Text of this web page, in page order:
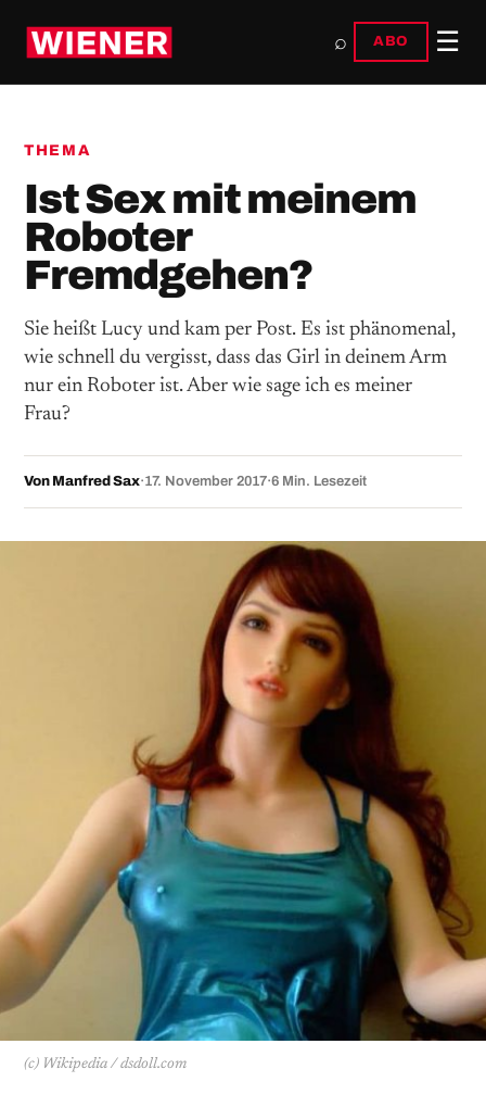
⌕ ABO ☰
THEMA
Ist Sex mit meinem
Roboter
Fremdgehen?
Sie heißt Lucy und kam per Post. Es ist phänomenal,
wie schnell du vergisst, dass das Girl in deinem Arm
nur ein Roboter ist. Aber wie sage ich es meiner
Frau?
Von Manfred Sax·17. November 2017·6 Min. Lesezeit
(c) Wikipedia / dsdoll.com